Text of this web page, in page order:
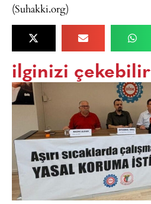
(Suhakki.org)
ilginizi çekebilir